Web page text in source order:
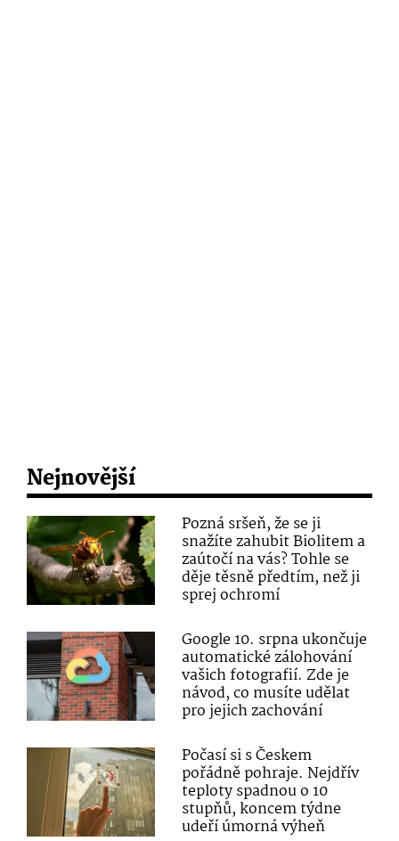
Nejnovější
Pozná sršeň, že se ji
snažíte zahubit Biolitem a
zaútočí na vás? Tohle se
děje těsně předtím, než ji
sprej ochromí
Google 10. srpna ukončuje
automatické zálohování
vašich fotografií. Zde je
návod, co musíte udělat
pro jejich zachování
Počasí si s Českem
pořádně pohraje. Nejdřív
teploty spadnou o 10
stupňů, koncem týdne
udeří úmorná výheň